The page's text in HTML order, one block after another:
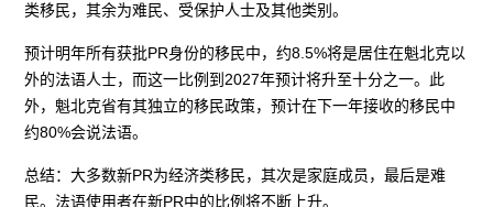
类移民，其余为难民、受保护人士及其他类别。
预计明年所有获批PR身份的移民中，约8.5%将是居住在魁北克以
外的法语人士，而这一比例到2027年预计将升至十分之一。此
外，魁北克省有其独立的移民政策，预计在下一年接收的移民中
约80%会说法语。
总结：大多数新PR为经济类移民，其次是家庭成员，最后是难
民。法语使用者在新PR中的比例将不断上升。